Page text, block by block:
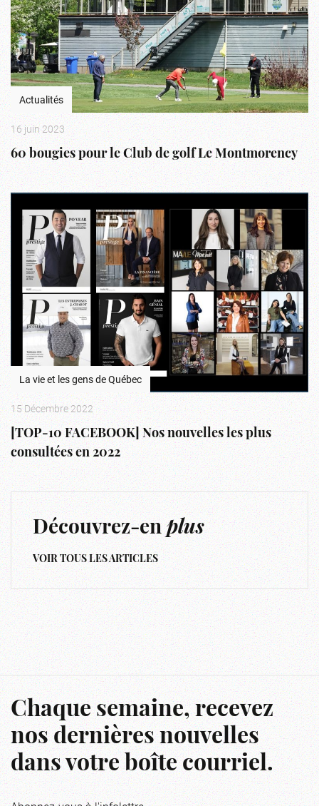
Actualités
16 juin 2023
60 bougies pour le Club de golf Le Montmorency
La vie et les gens de Québec
15 Décembre 2022
[TOP-10 FACEBOOK] Nos nouvelles les plus
consultées en 2022
Découvrez-enplus
VOIR TOUS LES ARTICLES
Chaque semaine, recevez
nos dernières nouvelles
dans votre boîte courriel.